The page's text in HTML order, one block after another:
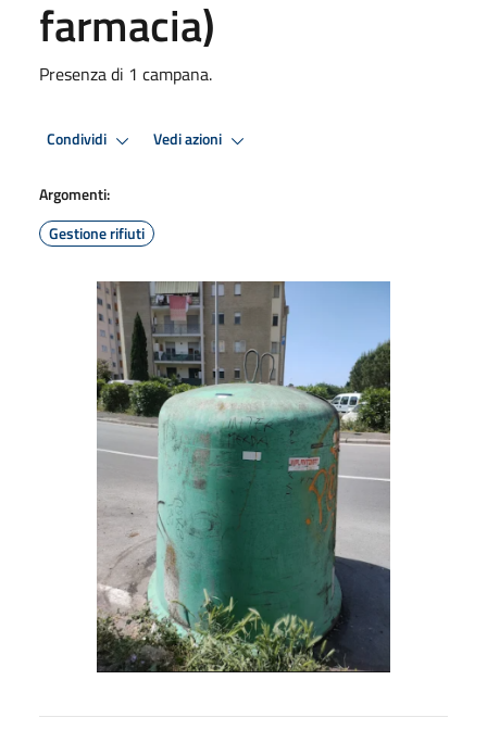
farmacia)
Presenza di 1 campana.
Condividi Vedi azioni
Argomenti:
Gestione rifiuti